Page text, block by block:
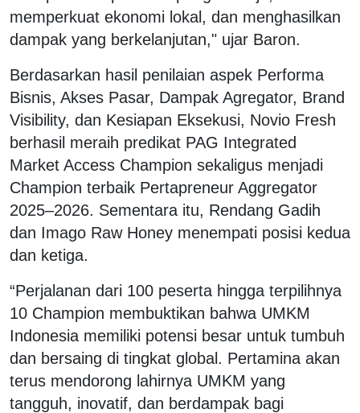
memperkuat ekonomi lokal, dan menghasilkan
dampak yang berkelanjutan," ujar Baron.
Berdasarkan hasil penilaian aspek Performa
Bisnis, Akses Pasar, Dampak Agregator, Brand
Visibility, dan Kesiapan Eksekusi, Novio Fresh
berhasil meraih predikat PAG Integrated
Market Access Champion sekaligus menjadi
Champion terbaik Pertapreneur Aggregator
2025–2026. Sementara itu, Rendang Gadih
dan Imago Raw Honey menempati posisi kedua
dan ketiga.
“Perjalanan dari 100 peserta hingga terpilihnya
10 Champion membuktikan bahwa UMKM
Indonesia memiliki potensi besar untuk tumbuh
dan bersaing di tingkat global. Pertamina akan
terus mendorong lahirnya UMKM yang
tangguh, inovatif, dan berdampak bagi